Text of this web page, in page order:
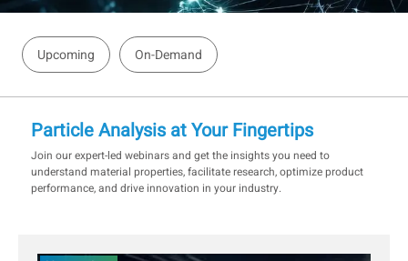
Upcoming On-Demand
Particle Analysis at Your Fingertips
Join our expert-led webinars and get the insights you need to
understand material properties, facilitate research, optimize product
performance, and drive innovation in your industry.